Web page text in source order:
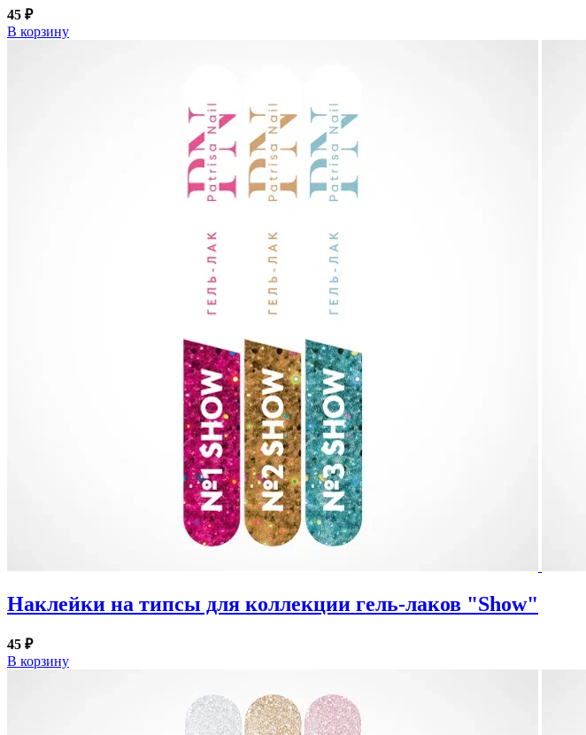
45 ₽
В корзину
Наклейки на типсы для коллекции гель-лаков "Show"
45 ₽
В корзину